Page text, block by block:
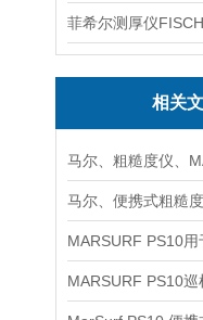
相关